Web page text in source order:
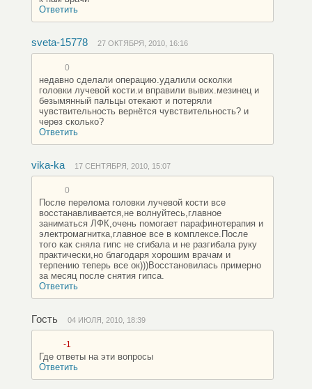
Ответить
sveta-15778 27 ОКТЯБРЯ, 2010, 16:16
0
недавно сделали операцию.удалили осколки
головки лучевой кости.и вправили вывих.мезинец и
безымянный пальцы отекают и потеряли
чувствительность вернётся чувствительность? и
через сколько?
Ответить
vika-ka 17 СЕНТЯБРЯ, 2010, 15:07
0
После перелома головки лучевой кости все
восстанавливается,не волнуйтесь,главное
заниматься ЛФК,очень помогает парафинотерапия и
электромагнитка,главное все в комплексе.После
того как сняла гипс не сгибала и не разгибала руку
практически,но благодаря хорошим врачам и
терпению теперь все ок)))Восстановилась примерно
за месяц после снятия гипса.
Ответить
Гость 04 ИЮЛЯ, 2010, 18:39
-1
Где ответы на эти вопросы
Ответить